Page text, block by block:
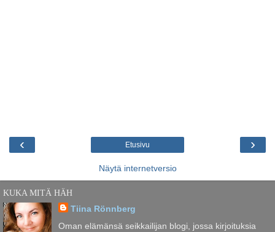
‹ ›
Etusivu
Näytä internetversio
KUKA MITÄ HÄH
Tiina Rönnberg
Oman elämänsä seikkailijan blogi, jossa kirjoituksia